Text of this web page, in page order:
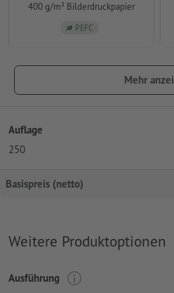
400 g/m² Bilderdruckpapier
PEFC
Mehr
Auflage
250
Basispreis (netto)
Weitere Produktoptionen
Ausführung